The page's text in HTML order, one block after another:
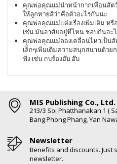
คุณพ่อคุณแม่นำหน้ากากเพื่อนสัต
ให้ลูกทายสิว่าคือตัวอะไรกันนะ
คุณพ่อคุณแม่แต่งเรื่องเพิ่มเติม หรื
เช่น มันอาศัยอยู่ที่ไหน ชอบกินอะ
คุณพ่อคุณแม่ลองเคลื่อนไหวเป็นสั
เล็กๆเพิ่มเติมความสนุกสนานด้วย
ฟัง เช่น กบร้องอ๊บ อ๊บ
MIS Publishing Co., Ltd.
213/3 Soi Phatthanakan 1 (
Bang Phong Phang, Yan
Newsletter
Benefits and discounts. Just
newsletter.